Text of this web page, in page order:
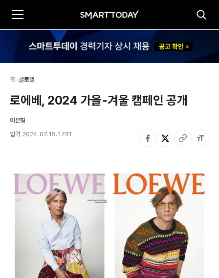
홈>글로벌
로에베, 2024 가을-겨울 캠페인 공개
이은형
입력 2024. 07. 15. 17:11